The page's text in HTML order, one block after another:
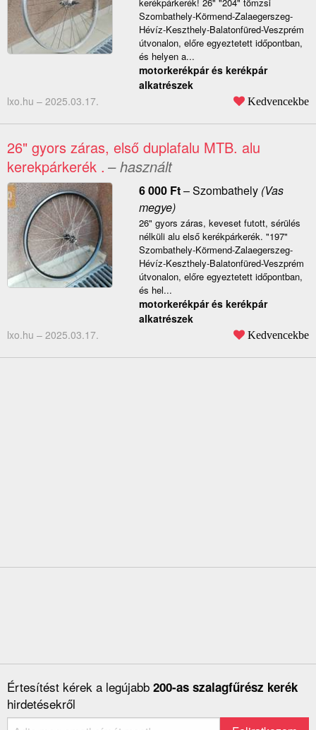
kerékpárkerék! 26" "204" tömzsi
Szombathely-Körmend-Zalaegerszeg-
Hévíz-Keszthely-Balatonfüred-Veszprém
útvonalon, előre egyeztetett időpontban,
és helyen a...
motorkerékpár és kerékpár
alkatrészek
lxo.hu – 2025.03.17. Kedvencekbe
26" gyors záras, első duplafalu MTB. alu
kerekpárkerék . – használt
6 000 Ft–Szombathely(Vas
megye)
26" gyors záras, keveset futott, sérülés
nélküli alu első kerékpárkerék. "197"
Szombathely-Körmend-Zalaegerszeg-
Hévíz-Keszthely-Balatonfüred-Veszprém
útvonalon, előre egyeztetett időpontban,
és hel...
motorkerékpár és kerékpár
alkatrészek
lxo.hu – 2025.03.17. Kedvencekbe
Értesítést kérek a legújabb 200-as szalagfűrész kerék
hirdetésekről